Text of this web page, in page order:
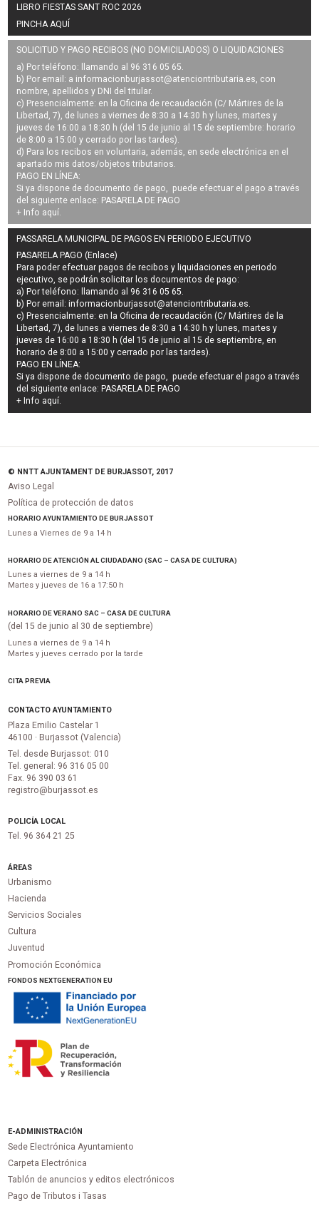
LIBRO FIESTAS SANT ROC 2026
PINCHA AQUÍ
SOLICITUD Y PAGO RECIBOS (NO DOMICILIADOS) O LIQUIDACIONES
a) Por teléfono: llamando al 96 316 05 65.
b) Por email: a informacionburjassot@atenciontributaria.es, con
nombre, apellidos y DNI del titular.
c) Presencialmente: en la Oficina de recaudación (C/ Mártires de la
Libertad, 7), de lunes a viernes de 8:30 a 14:30 h y lunes, martes y
jueves de 16:00 a 18:30 h (del 15 de junio al 15 de septiembre: horario
de 8:00 a 15:00 y cerrado por las tardes).
d) Para los recibos en voluntaria, además, en sede electrónica en el
apartado mis datos/objetos tributarios.
PAGO EN LÍNEA:
Si ya dispone de documento de pago, puede efectuar el pago a través
del siguiente enlace: PASARELA DE PAGO
+ Info aquí.
PASSARELA MUNICIPAL DE PAGOS EN PERIODO EJECUTIVO
PASARELA PAGO (Enlace)
Para poder efectuar pagos derecibos y liquidaciones en periodo
ejecutivo, se podrán solicitar los documentos de pago:
a) Por teléfono: llamando al 96 316 05 65.
b) Por email:informacionburjassot@atenciontributaria.es.
c) Presencialmente: en la Oficina de recaudación (C/ Mártires de la
Libertad, 7), de lunes a viernes de 8:30 a 14:30 h y lunes, martes y
jueves de 16:00 a 18:30 h (del 15 de junio al 15 de septiembre, en
horario de 8:00 a 15:00 y cerrado por las tardes).
PAGO EN LÍNEA:
Si ya dispone de documento de pago, puede efectuar el pago a través
del siguiente enlace: PASARELA DE PAGO
+ Info aquí.
© NNTT AJUNTAMENT DE BURJASSOT, 2017
Aviso Legal
Política de protección de datos
HORARIO AYUNTAMIENTO DE BURJASSOT
Lunes a Viernes de 9 a 14 h
HORARIO DE ATENCIÓN AL CIUDADANO (SAC – CASA DE CULTURA)
Lunes a viernes de 9 a 14 h
Martes y jueves de 16 a 17:50 h
HORARIO DE VERANO SAC – CASA DE CULTURA
(del 15 de junio al 30 de septiembre)
Lunes a viernes de 9 a 14 h
Martes y jueves cerrado por la tarde
CITA PREVIA
CONTACTO AYUNTAMIENTO
Plaza Emilio Castelar 1
46100 · Burjassot (Valencia)
Tel. desde Burjassot: 010
Tel. general: 96 316 05 00
Fax. 96 390 03 61
registro@burjassot.es
POLICÍA LOCAL
Tel. 96 364 21 25
ÁREAS
Urbanismo
Hacienda
Servicios Sociales
Cultura
Juventud
Promoción Económica
FONDOS NEXTGENERATION EU
E-ADMINISTRACIÓN
Sede Electrónica Ayuntamiento
Carpeta Electrónica
Tablón de anuncios y editos electrónicos
Pago de Tributos i Tasas